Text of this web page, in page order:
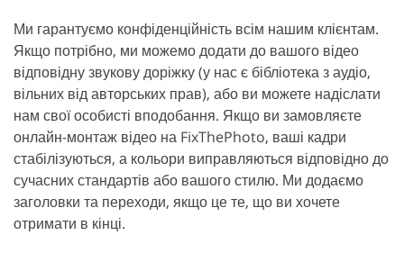
Ми гарантуємо конфіденційність всім нашим клієнтам.
Якщо потрібно, ми можемо додати до вашого відео
відповідну звукову доріжку (у нас є бібліотека з аудіо,
вільних від авторських прав), або ви можете надіслати
нам свої особисті вподобання. Якщо ви замовляєте
онлайн-монтаж відео на FixThePhoto, ваші кадри
стабілізуються, а кольори виправляються відповідно до
сучасних стандартів або вашого стилю. Ми додаємо
заголовки та переходи, якщо це те, що ви хочете
отримати в кінці.